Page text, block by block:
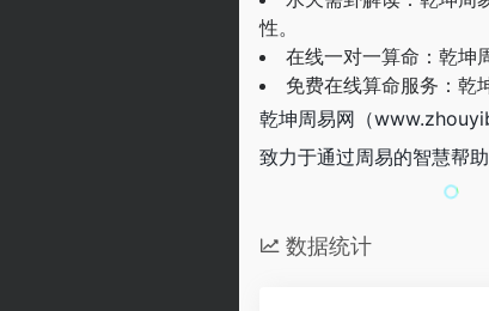
性。
在线一对一算命：乾坤
免费在线算命服务：乾
乾坤周易网（
致力于通过周易的智慧帮
数据统计